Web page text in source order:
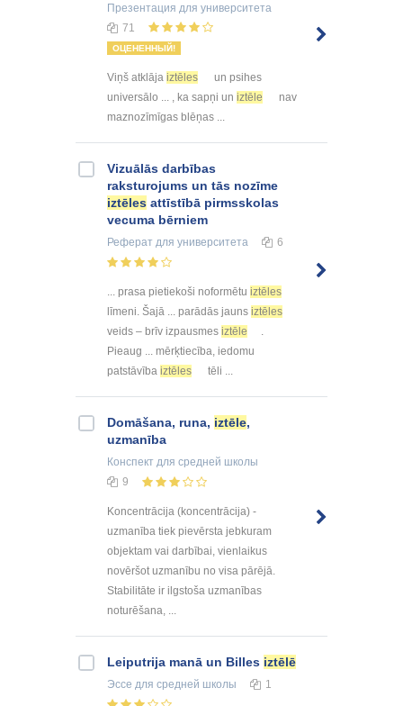
Презентация для университета
71
ОЦЕНЕННЫЙ!
Viņš atklāja iztēles
un psihes
universālo ... , ka sapņi un iztēle
nav
maznozīmīgas blēņas ...
Vizuālās darbības
raksturojums un tās nozīme
iztēles attīstībā pirmsskolas
vecuma bērniem
Реферат для университета 6
... prasa pietiekoši noformētu iztēles
līmeni. Šajā ... parādās jauns iztēles
veids – brīv izpausmes iztēle
.
Pieaug ... mērķtiecība, iedomu
patstāvība iztēles tēli ...
Domāšana, runa, iztēle,
uzmanība
Конспект для средней школы
9
Koncentrācija (koncentrācija) -
uzmanība tiek pievērsta jebkuram
objektam vai darbībai, vienlaikus
novēršot uzmanību no visa pārējā.
Stabilitāte ir ilgstoša uzmanības
noturēšana, ...
Leiputrija manā un Billes iztēlē
Эссе для средней школы 1